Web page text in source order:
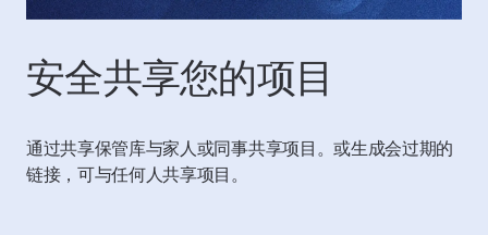
安全共享您的项目
通过共享保管库与家人或同事共享项目。或生成会过期的
链接，可与任何人共享项目。